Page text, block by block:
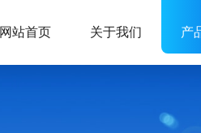
网站首页 关于我们 产